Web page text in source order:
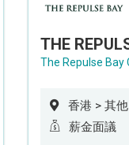
The Repulse Bay
香港 > 其他
薪金面議